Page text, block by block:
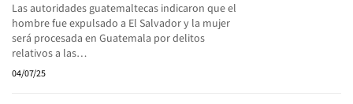
Las autoridades guatemaltecas indicaron que el
hombre fue expulsado a El Salvador y la mujer
será procesada en Guatemala por delitos
relativos a las…
04/07/25